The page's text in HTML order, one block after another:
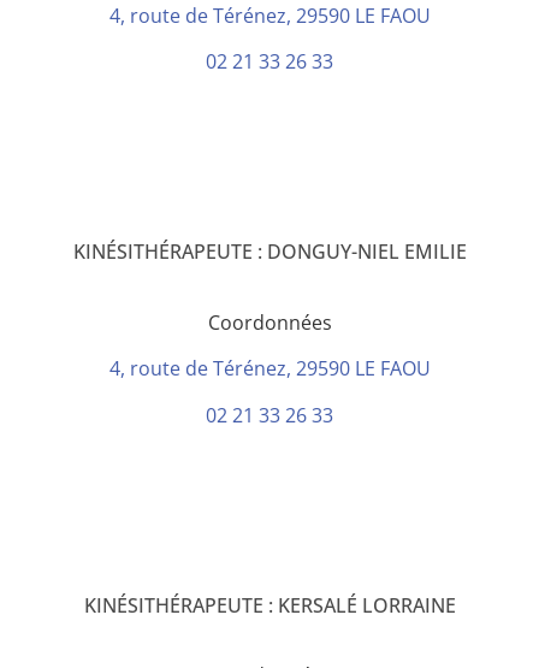
4, route de Térénez, 29590 LE FAOU
02 21 33 26 33
KINÉSITHÉRAPEUTE : DONGUY-NIEL EMILIE
Coordonnées
4, route de Térénez, 29590 LE FAOU
02 21 33 26 33
KINÉSITHÉRAPEUTE : KERSALÉ LORRAINE